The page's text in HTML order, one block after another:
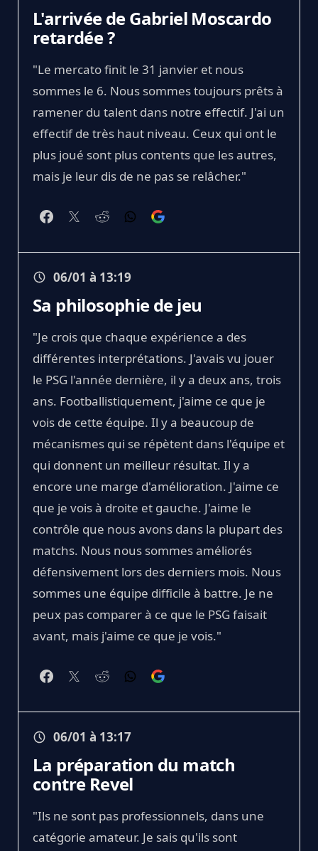
L'arrivée de Gabriel Moscardo
retardée ?
"Le mercato finit le 31 janvier et nous
sommes le 6. Nous sommes toujours prêts à
ramener du talent dans notre effectif. J'ai un
effectif de très haut niveau. Ceux qui ont le
plus joué sont plus contents que les autres,
mais je leur dis de ne pas se relâcher."
06/01 à 13:19
Sa philosophie de jeu
"Je crois que chaque expérience a des
différentes interprétations. J'avais vu jouer
le PSG l'année dernière, il y a deux ans, trois
ans. Footballistiquement, j'aime ce que je
vois de cette équipe. Il y a beaucoup de
mécanismes qui se répètent dans l'équipe et
qui donnent un meilleur résultat. Il y a
encore une marge d'amélioration. J'aime ce
que je vois à droite et gauche. J'aime le
contrôle que nous avons dans la plupart des
matchs. Nous nous sommes améliorés
défensivement lors des derniers mois. Nous
sommes une équipe difficile à battre. Je ne
peux pas comparer à ce que le PSG faisait
avant, mais j'aime ce que je vois."
06/01 à 13:17
La préparation du match
contre Revel
"Ils ne sont pas professionnels, dans une
catégorie amateur. Je sais qu'ils sont